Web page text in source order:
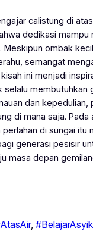
calistung di
dedikasi mampu
Meskipun ombak
semangat
ini menjadi
selalu membutuhkan
dan kepedulian,
di mana saja. Pada
di sungai itu
generasi pesisir
masa depan
, #BelajarAsyik